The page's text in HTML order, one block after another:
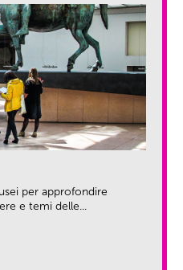
per approfondire
e temi delle...